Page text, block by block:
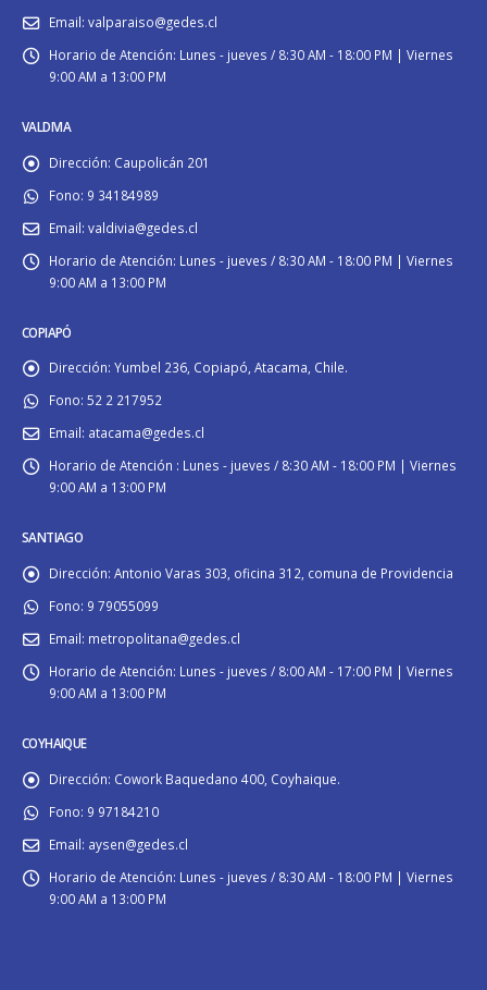
Email: valparaiso@gedes.cl
Horario de Atención: Lunes - jueves / 8:30 AM - 18:00 PM | Viernes
9:00 AM a 13:00 PM
VALDIVIA
Dirección: Caupolicán 201
Fono: 9 34184989
Email: valdivia@gedes.cl
Horario de Atención: Lunes - jueves / 8:30 AM - 18:00 PM | Viernes
9:00 AM a 13:00 PM
COPIAPÓ
Dirección: Yumbel 236, Copiapó, Atacama, Chile.
Fono: 52 2 217952
Email: atacama@gedes.cl
Horario de Atención : Lunes - jueves / 8:30 AM - 18:00 PM | Viernes
9:00 AM a 13:00 PM
SANTIAGO
Dirección: Antonio Varas 303, oficina 312, comuna de Providencia
Fono: 9 79055099
Email: metropolitana@gedes.cl
Horario de Atención: Lunes - jueves / 8:00 AM - 17:00 PM | Viernes
9:00 AM a 13:00 PM
COYHAIQUE
Dirección: Cowork Baquedano 400, Coyhaique.
Fono: 9 97184210
Email: aysen@gedes.cl
Horario de Atención: Lunes - jueves / 8:30 AM - 18:00 PM | Viernes
9:00 AM a 13:00 PM